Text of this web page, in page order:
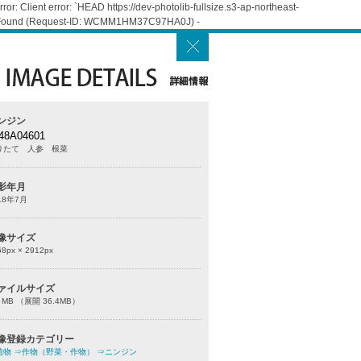
Client error: `HEAD https://dev-photolib-fullsize.s3-ap-northeast-
(Request-ID: WCMM1HM37C97HA0J) -
ジン
たて 人参 根菜
年月
年7月
サイズ
px × 2912px
イルサイズ
（展開 36.4MB）
登録カテゴリー
物 ⇒作物（野菜・作物） ⇒ニンジン